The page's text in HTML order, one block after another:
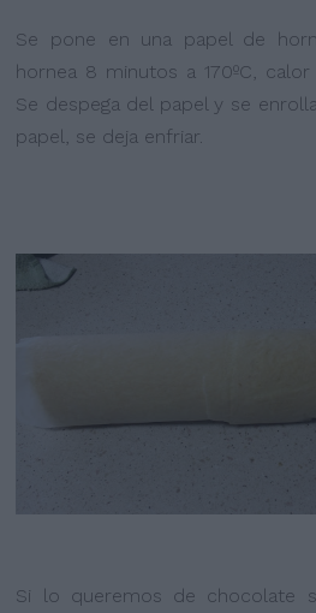
Se pone en una papel de
hornea 8 minutos a 170ºC,
Se despega del papel y se
papel, se deja enfriar.
Si lo queremos de chocolate